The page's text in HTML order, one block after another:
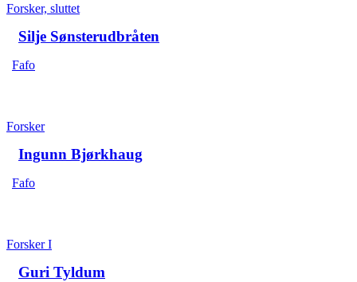
Forsker, sluttet
Silje Sønsterudbråten
Fafo
Forsker
Ingunn Bjørkhaug
Fafo
Forsker I
Guri Tyldum